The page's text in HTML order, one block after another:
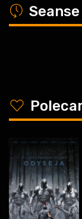
a Seanse
y